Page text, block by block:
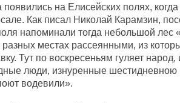
на Елисейских полях, когда
Как писал Николай Карамзин,
напоминали тогда небольшой
местах рассеянными, из
Тут по воскресеньям гуляет
люди, изнуренные шестидневною
водевили».